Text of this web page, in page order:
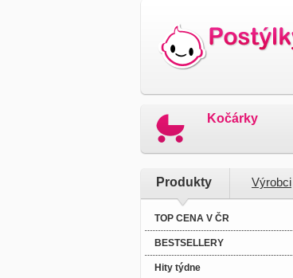
Kočárky
Produkty Výrobci
TOP CENA V ČR
BESTSELLERY
Hity týdne